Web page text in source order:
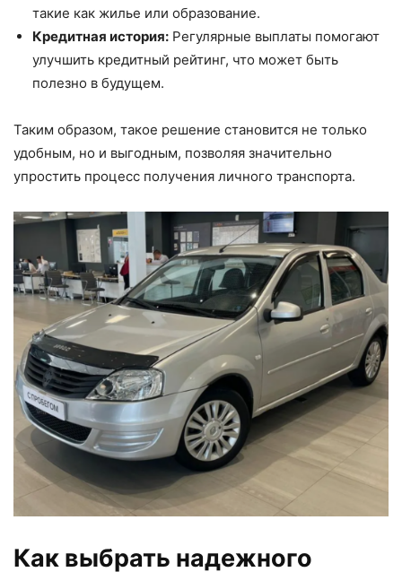
такие как жилье или образование.
Кредитная история: Регулярные выплаты помогают
улучшить кредитный рейтинг, что может быть
полезно в будущем.
Таким образом, такое решение становится не только
удобным, но и выгодным, позволяя значительно
упростить процесс получения личного транспорта.
Как выбрать надежного